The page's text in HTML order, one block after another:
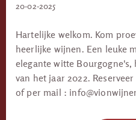
20-02-2025
Hartelijke welkom. Kom
heerlijke wijnen. Een leuke
elegante witte
van het jaar 2022.
of per mail :